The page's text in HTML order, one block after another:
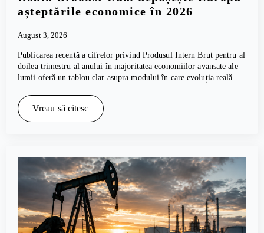
așteptările economice în 2026
August 3, 2026
Publicarea recentă a cifrelor privind Produsul Intern Brut pentru al
doilea trimestru al anului în majoritatea economiilor avansate ale
lumii oferă un tablou clar asupra modului în care evoluția reală…
Vreau să citesc